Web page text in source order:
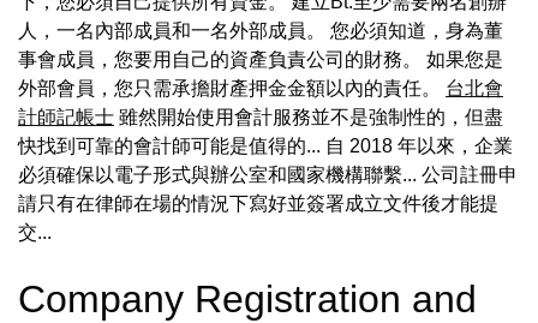
人，一名內部成員和一名外部成員。 您必須知道，身為董
事會成員，您要用自己的資產負責公司的財務。 如果您是
外部會員，您只需承擔財產押金金額以內的責任。 台北會
計師記帳士 雖然開始使用會計服務並不是強制性的，但盡
快找到可靠的會計師可能是值得的... 自 2018 年以來，企業
必須確保以電子形式與辦公室和國家機構聯繫... 公司註冊申
請只有在律師在場的情況下寫好並簽署成立文件後才能提
交...
Company Registration and